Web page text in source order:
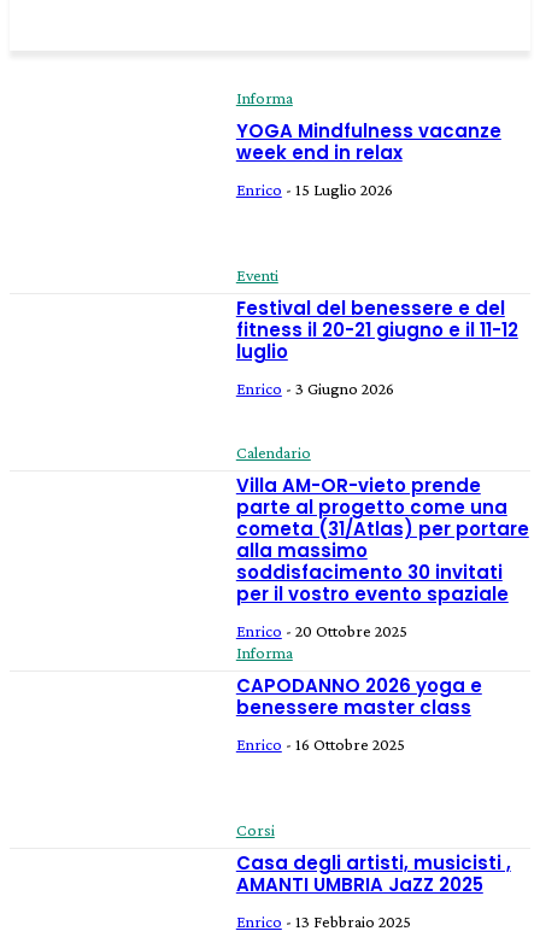
Informa
YOGA Mindfulness vacanze
week end in relax
Enrico - 15 Luglio 2026
Eventi
Festival del benessere e del
fitness il 20-21 giugno e il 11-12
luglio
Enrico - 3 Giugno 2026
Calendario
Villa AM-OR-vieto prende
parte al progetto come una
cometa (31/Atlas) per portare
alla massimo
soddisfacimento 30 invitati
per il vostro evento spaziale
Enrico - 20 Ottobre 2025
Informa
CAPODANNO 2026 yoga e
benessere master class
Enrico - 16 Ottobre 2025
Corsi
Casa degli artisti, musicisti ,
AMANTI UMBRIA JaZZ 2025
Enrico - 13 Febbraio 2025